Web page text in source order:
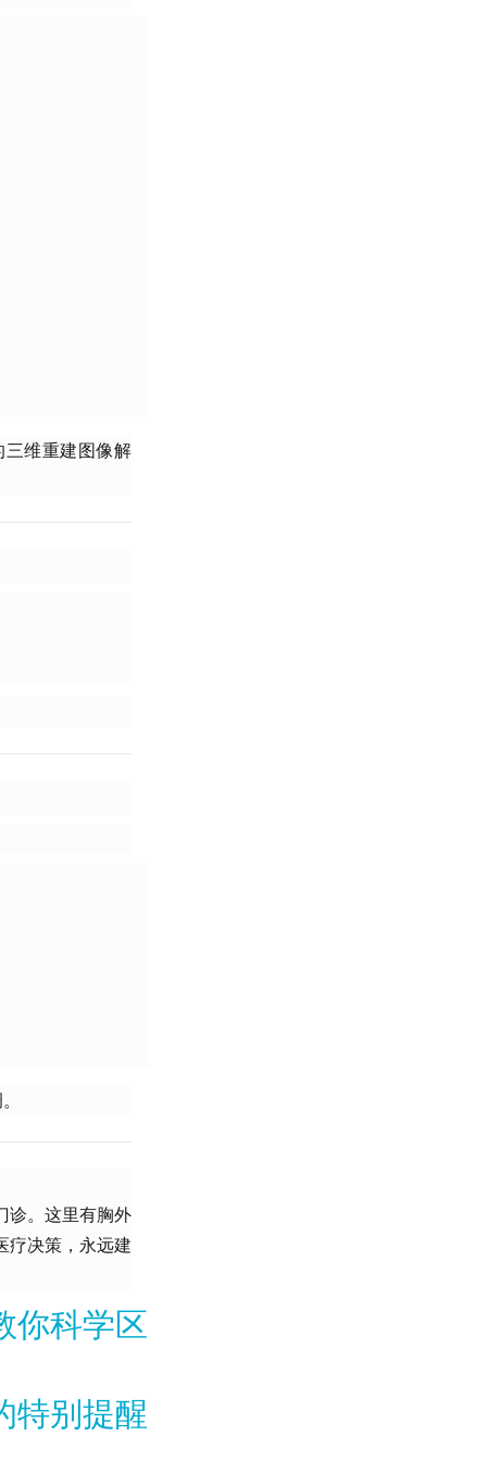
维重建图像解
诊。这里有胸外
疗决策，永远建
你科学区
特别提醒